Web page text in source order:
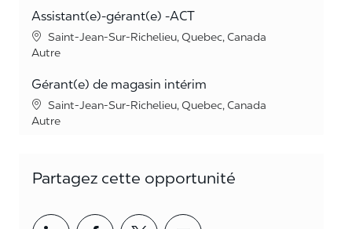
Assistant(e)-gérant(e) -ACT
LieuSaint-Jean-Sur-Richelieu, Quebec, Canada
Catégorie
Autre
Gérant(e) de magasin intérim
LieuSaint-Jean-Sur-Richelieu, Quebec, Canada
Catégorie
Autre
Partagez cette opportunité